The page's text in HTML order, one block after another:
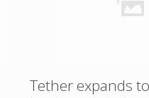
Tether expands